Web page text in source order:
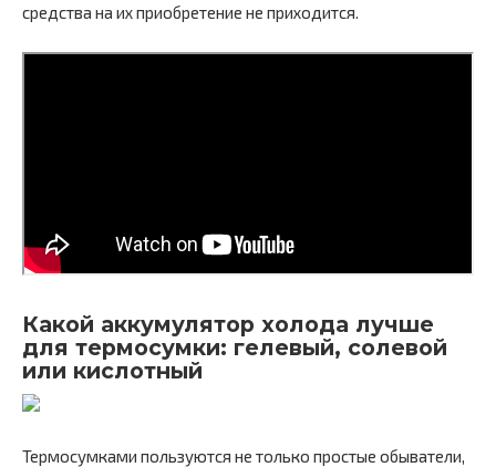
средства на их приобретение не приходится.
Какой аккумулятор холода лучше
для термосумки: гелевый, солевой
или кислотный
Термосумками пользуются не только простые обыватели,